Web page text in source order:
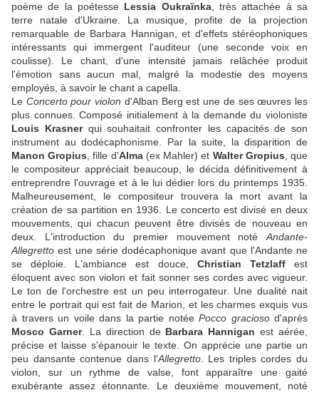
poème de la poétesse Lessia Oukraïnka, très attachée à sa
terre natale d'Ukraine. La musique, profite de la projection
remarquable de Barbara Hannigan, et d'effets stéréophoniques
intéressants qui immergent l'auditeur (une seconde voix en
coulisse). Le chant, d'une intensité jamais relâchée produit
l'émotion sans aucun mal, malgré la modestie des moyens
employés, à savoir le chant a capella.
Le Concerto pour violon d'Alban Berg est une de ses œuvres les
plus connues. Composé initialement à la demande du violoniste
Louis Krasnerqui souhaitait confronter les capacités de son
instrument au dodécaphonisme. Par la suite, la disparition de
Manon Gropius , fille d'Alma(ex Mahler) et Walter Gropius , que
le compositeur appréciait beaucoup, le décida définitivement à
entreprendre l'ouvrage et à le lui dédier lors du printemps 1935.
Malheureusement, le compositeur trouvera la mort avant la
création de sa partition en 1936. Le concerto est divisé en deux
mouvements, qui chacun peuvent être divisés de nouveau en
deux. L'introduction du premier mouvement noté Andante-
Allegretto est une série dodécaphonique avant que l'Andante ne
se déploie. L'ambiance est douce, Christian Tetzlaffest
éloquent avec son violon et fait sonner ses cordes avec vigueur.
Le ton de l'orchestre est un peu interrogateur. Une dualité nait
entre le portrait qui est fait de Marion, et les charmes exquis vus
à travers un voile dans la partie notée Pocco graciosod'après
Mosco Garner. La direction de Barbara Hannigan est aérée,
précise et laisse s'épanouir le texte. On apprécie une partie un
peu dansante contenue dans l'Allegretto. Les triples cordes du
violon, sur un rythme de valse, font apparaître une gaité
exubérante assez étonnante. Le deuxième mouvement, noté